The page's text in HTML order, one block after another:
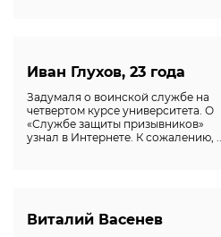
Иван Глухов, 23 года
Задумаля о воинской службе на
четвертом курсе университета. О
«Службе защиты призывников»
узнал в Интернете. К сожалению, ...
Виталий Васенев